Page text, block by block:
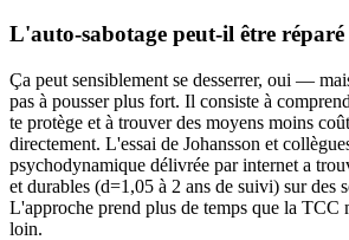
L'auto-sabotage peut-il être réparé
Ça peut sensiblement se desserrer, oui —
pas à pousser plus fort. Il consiste à
te protège et à trouver des moyens moins
directement. L'essai de Johansson et
psychodynamique délivrée par internet a
et durables (d=1,05 à 2 ans de suivi) sur des
L'approche prend plus de temps que la TCC
loin.